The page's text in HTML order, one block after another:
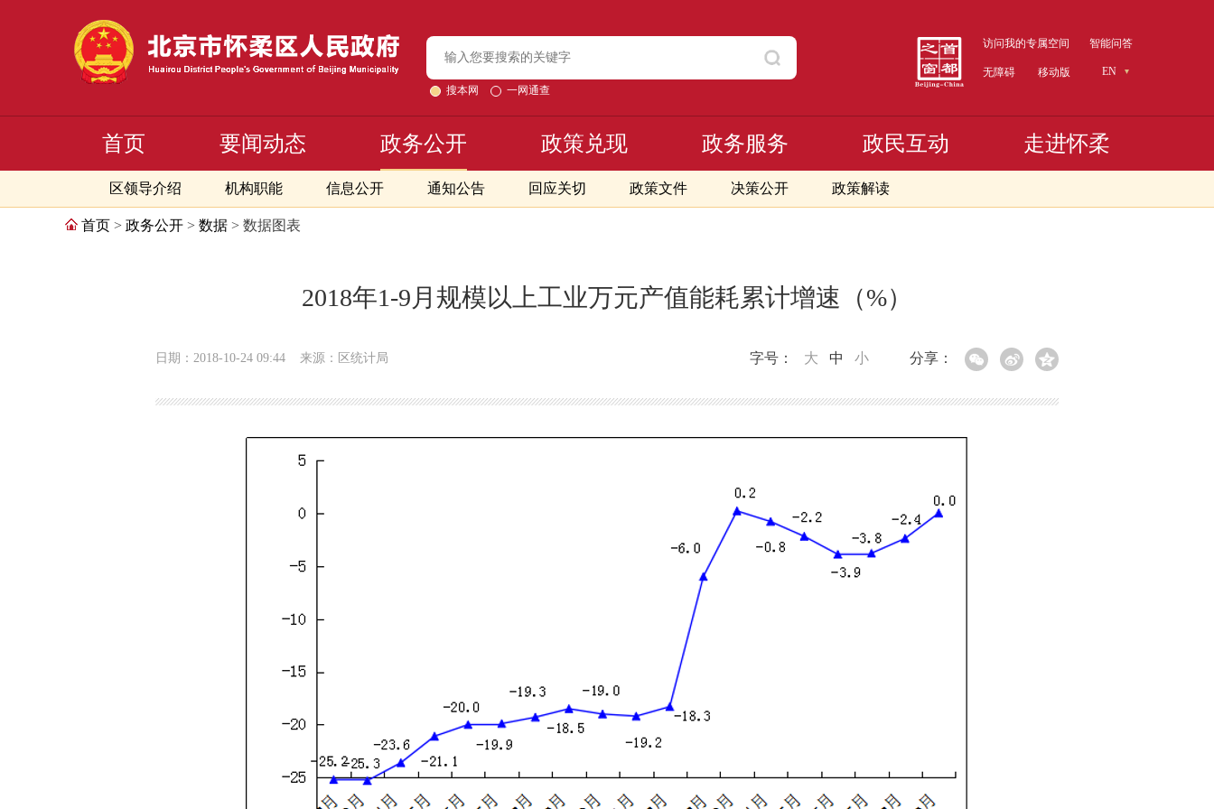
搜本网 一网通查
访问我的专属空间 智能问答
无障碍 移动版 EN
首页 要闻动态 政务公开
区领导介绍 机构职能 信息公开 通知公告 回应关切 政策文件 决策公开 政策解读
政策兑现 政务服务 政民互动 走进怀柔
首页 > 政务公开 > 数据 > 数据图表
2018年1-9月规模以上工业万元产值能耗累计增速（%）
日期：2018-10-24 09:44 来源：区统计局 分享：
字号： 大 中 小